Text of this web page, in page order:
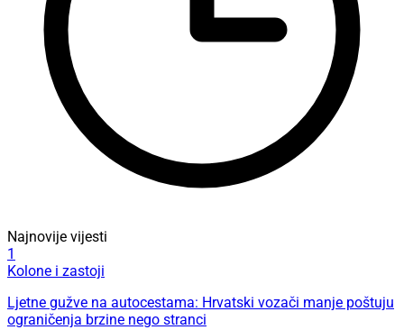
Najnovije vijesti
1
Kolone i zastoji
Ljetne gužve na autocestama: Hrvatski vozači manje poštuju
ograničenja brzine nego stranci